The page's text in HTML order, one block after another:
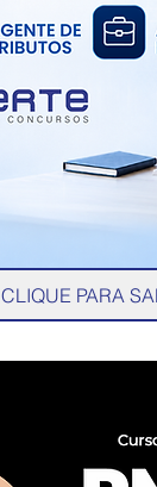
CLIQUE PARA